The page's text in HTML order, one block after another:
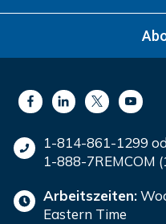
1-814-861-1299
1-888-7REMCOM
Arbeitszeiten:
Eastern Time